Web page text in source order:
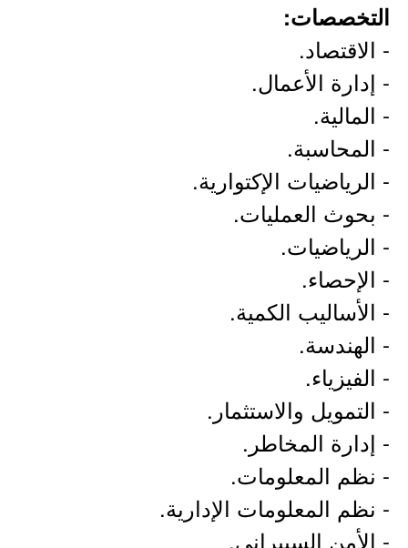
التخصصات:
- الاقتصاد.
- إدارة الأعمال.
- المالية.
- المحاسبة.
- الرياضيات الإكتوارية.
- بحوث العمليات.
- الرياضيات.
- الإحصاء.
- الأساليب الكمية.
- الهندسة.
- الفيزياء.
- التمويل والاستثمار.
- إدارة المخاطر.
- نظم المعلومات.
- نظم المعلومات الإدارية.
- الأمن السيبراني.